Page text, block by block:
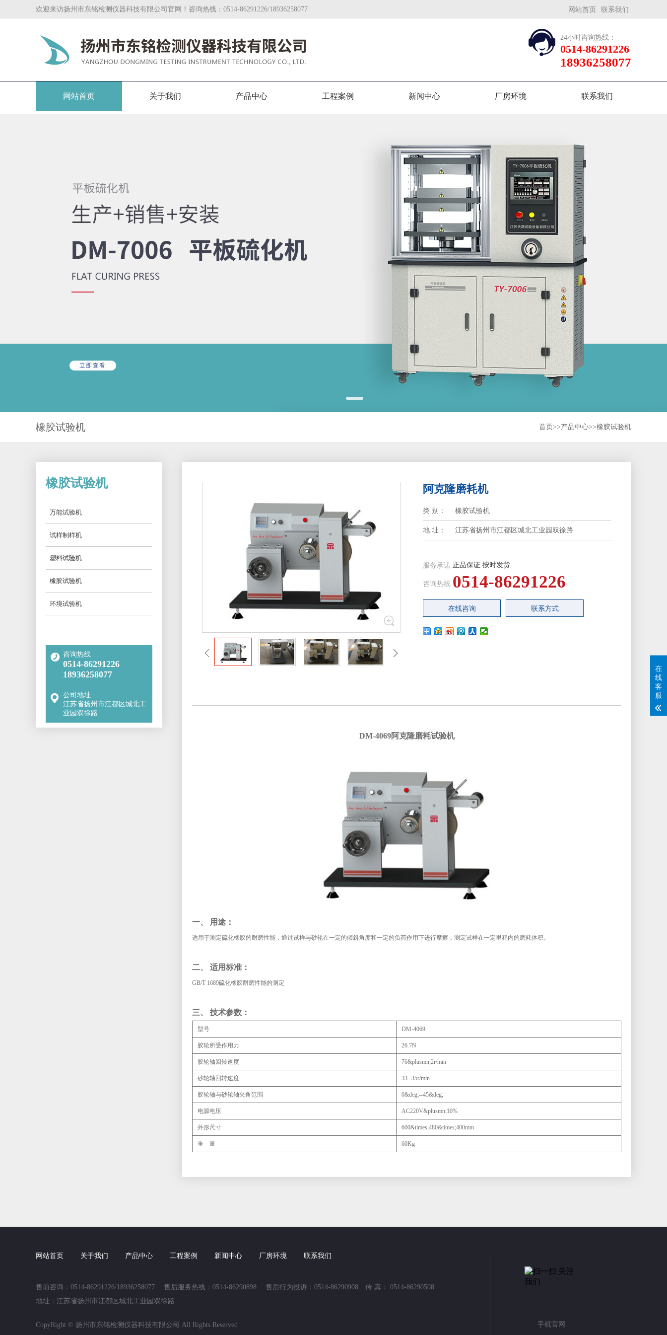
欢迎来访扬州市东铭检测仪器科技有限公司官网！咨询热线：0514-86291226/18936258077 网站首页 联系我们
24小时咨询热线：
0514-86291226
18936258077
网站首页 关于我们 产品中心 工程案例 新闻中心 厂房环境 联系我们
橡胶试验机 首页 >>产品中心>>橡胶试验机
橡胶试验机
万能试验机
试样制样机
塑料试验机
橡胶试验机
环境试验机
咨询热线
0514-86291226
18936258077
公司地址
江苏省扬州市江都区城北工
业园双徐路
阿克隆磨耗机
类 别： 橡胶试验机
地 址： 江苏省扬州市江都区城北工业园双徐路
服务承诺 正品保证 按时发货
咨询热线 0514-86291226
在线咨询 联系方式
DM-4069阿克隆磨耗试验机
一、 用途：
适用于测定硫化橡胶的耐磨性能，通过试样与砂轮在一定的倾斜角度和一定的负荷作用下进行摩擦，测定试样在一定里程内的磨耗体积。
二、 适用标准：
GB/T 1689硫化橡胶耐磨性能的测定
三、 技术参数 ：
型号 DM-4069
胶轮所受作用力 26.7N
胶轮轴回转速度 76&plusmn;2r/min
砂轮轴回转速度 33--35r/min
胶轮轴与砂轮轴夹角范围 0&deg;--45&deg;
电源电压 AC220V&plusmn;10%
外形尺寸 600&times;480&times;400mm
重 量 60Kg
网站首页 关于我们 产品中心 工程案例 新闻中心 厂房环境 联系我们
售前咨询：0514-86291226/18936258077 售后服务热线：0514-86290898 售后行为投诉：0514-86290908 传 真： 0514-86290508
地址：江苏省扬州市江都区城北工业园双徐路
CopyRight © 扬州市东铭检测仪器科技有限公司 All Rights Reserved 手机官网
在
线
客
服